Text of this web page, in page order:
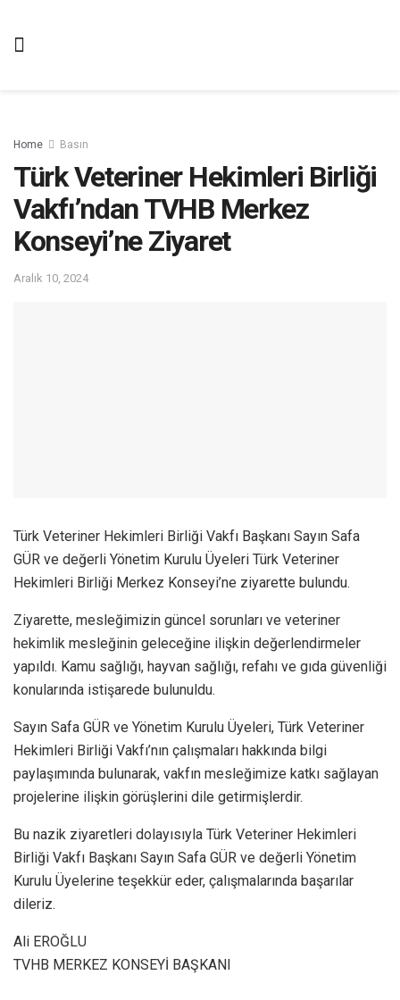
Home Basın
Türk Veteriner Hekimleri Birliği
Vakfı’ndan TVHB Merkez
Konseyi’ne Ziyaret
Aralık 10, 2024
Türk Veteriner Hekimleri Birliği Vakfı Başkanı Sayın Safa
GÜR ve değerli Yönetim Kurulu Üyeleri Türk Veteriner
Hekimleri Birliği Merkez Konseyi’ne ziyarette bulundu.
Ziyarette, mesleğimizin güncel sorunları ve veteriner
hekimlik mesleğinin geleceğine ilişkin değerlendirmeler
yapıldı. Kamu sağlığı, hayvan sağlığı, refahı ve gıda güvenliği
konularında istişarede bulunuldu.
Sayın Safa GÜR ve Yönetim Kurulu Üyeleri, Türk Veteriner
Hekimleri Birliği Vakfı’nın çalışmaları hakkında bilgi
paylaşımında bulunarak, vakfın mesleğimize katkı sağlayan
projelerine ilişkin görüşlerini dile getirmişlerdir.
Bu nazik ziyaretleri dolayısıyla Türk Veteriner Hekimleri
Birliği Vakfı Başkanı Sayın Safa GÜR ve değerli Yönetim
Kurulu Üyelerine teşekkür eder, çalışmalarında başarılar
dileriz.
Ali EROĞLU
TVHB MERKEZ KONSEYİ BAŞKANI